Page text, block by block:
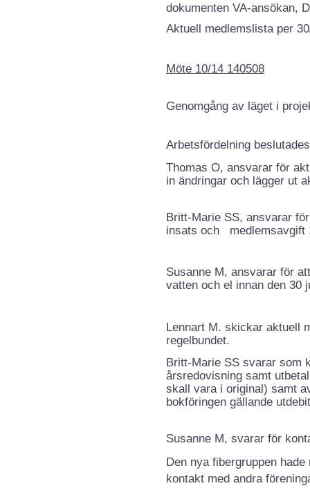
dokumenten VA-ansökan,
Aktuell medlemslista per
Möte 10/14 140508
Genomgång av läget i
Arbetsfördelning
Thomas O, ansvarar för
in ändringar och lägger ut
Britt-Marie SS, ansvarar
insats och medlemsavgift
Susanne M, ansvarar för
vatten och el innan den 30
Lennart M. skickar aktuell
regelbundet.
Britt-Marie SS svarar som
årsredovisning samt
skall vara i original) samt
bokföringen gällande
Susanne M, svarar för
Den nya fibergruppen
kontakt med andra